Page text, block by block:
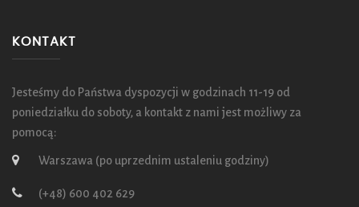
KONTAKT
Jesteśmy do Państwa dyspozycji w godzinach 11-19 od
poniedziałku do soboty, a kontakt z nami jest możliwy za
pomocą:
Warszawa (po uprzednim ustaleniu godziny)
(+48) 600 402 629